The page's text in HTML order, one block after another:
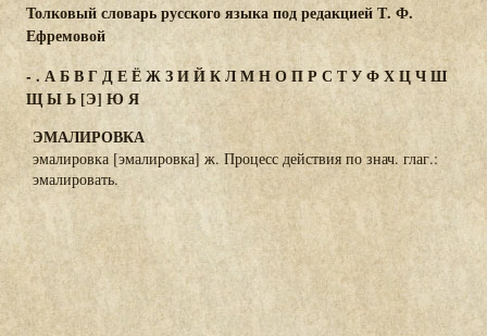
Толковый словарь русского языка под редакцией Т. Ф.
Ефремовой
- . АБВГДЕЁЖЗИЙКЛМНОПР С ТУФХЦЧШ
ЩЫЬ[Э] ЮЯ
ЭМАЛИРОВКА
эмалировка [эмалировка] ж. Процесс действия по знач. глаг.:
эмалировать.